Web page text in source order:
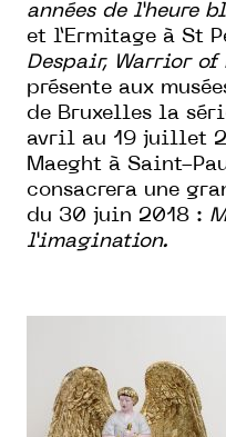
années de l’heure
et l’Ermitage à St
Despair, Warrior of
présente aux
de Bruxelles la
avril au 19 juillet
Maeght à Saint-
consacrera une
du 30 juin 2018 :
l’imagination.